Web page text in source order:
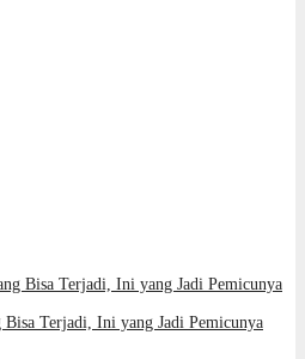
Terjadi, Ini yang Jadi Pemicunya